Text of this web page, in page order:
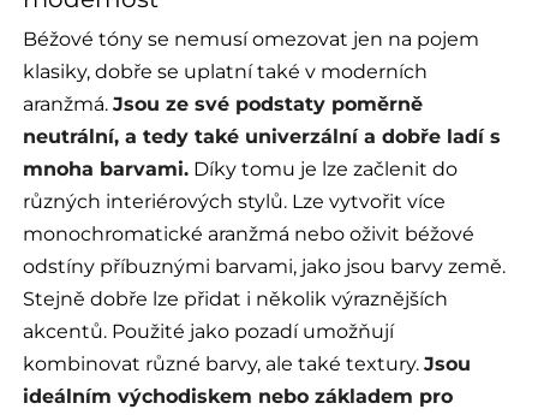
Béžové tóny se nemusí omezovat jen na pojem
klasiky, dobře se uplatní také v moderních
aranžmá.Jsou ze své podstaty poměrně
neutrální, a tedy také univerzální a dobře ladí s
mnoha barvami. Díky tomu je lze začlenit do
různých interiérových stylů. Lze vytvořit více
monochromatické aranžmá nebo oživit béžové
odstíny příbuznými barvami, jako jsou barvy země.
Stejně dobře lze přidat i několik výraznějších
akcentů. Použité jako pozadí umožňují
kombinovat různé barvy, ale také textury.Jsou
ideálním východiskem nebo základem pro